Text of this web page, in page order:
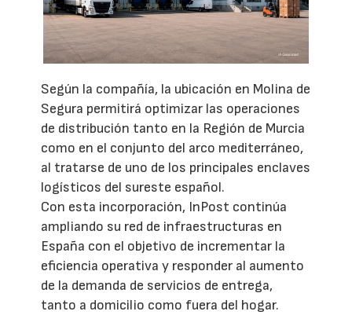
Según la compañía, la ubicación en Molina de
Segura permitirá optimizar las operaciones
de distribución tanto en la Región de Murcia
como en el conjunto del arco mediterráneo,
al tratarse de uno de los principales enclaves
logísticos del sureste español.
Con esta incorporación, InPost continúa
ampliando su red de infraestructuras en
España con el objetivo de incrementar la
eficiencia operativa y responder al aumento
de la demanda de servicios de entrega,
tanto a domicilio como fuera del hogar.